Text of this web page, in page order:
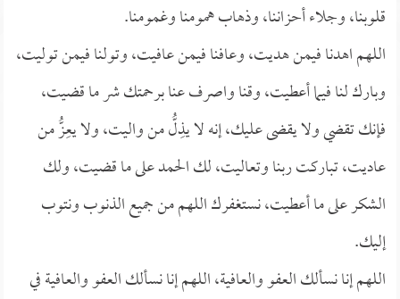
قلوبنا، وجلاء أحزاننا، وذهاب همومنا وغمومنا.
اللهم اهدنا فيمن هديت، وعافنا فيمن عافيت، وتولنا فيمن توليت،
وبارك لنا فيما أعطيت، وقنا واصرف عنا برحمتك شر ما قضيت،
فإنك تقضي ولا يقضى عليك، إنه لا يذِلُّ من واليت، ولا يعِزُّ من
عاديت، تباركت ربنا وتعاليت، لك الحمد على ما قضيت، ولك
الشكر على ما أعطيت، نستغفرك اللهم من جميع الذنوب ونتوب
إليك.
اللهم إنا نسألك العفو والعافية، اللهم إنا نسألك العفو والعافية في